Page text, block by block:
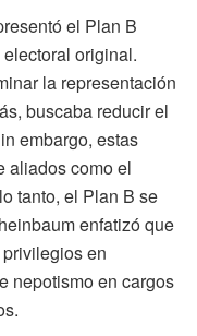
el Plan B
original.
la representación
buscaba reducir el
embargo, estas
aliados como el
tanto, el Plan B se
enfatizó que
en
nepotismo en cargos